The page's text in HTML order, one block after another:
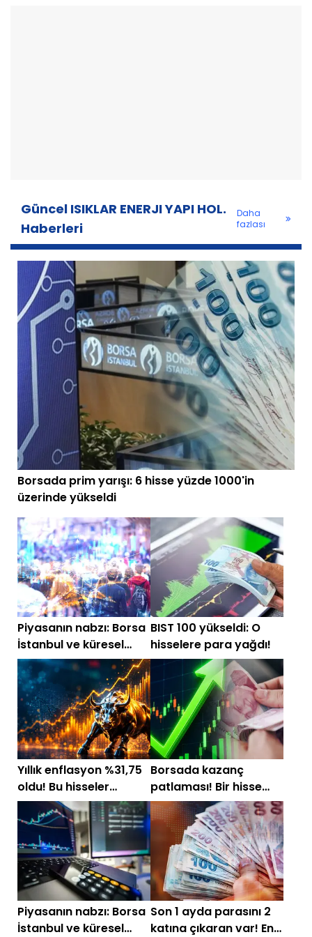
Güncel ISIKLAR ENERJI YAPI HOL.
Haberleri
Daha
fazlası
Borsada prim yarışı: 6 hisse yüzde 1000'in
üzerinde yükseldi
Piyasanın nabzı: Borsa
İstanbul ve küresel
piyasalarda gün
başlarken (5 Ağustos)
BIST 100 yükseldi: O
hisselere para yağdı!
Yıllık enflasyon %31,75
oldu! Bu hisseler
yatırımcısına kat kat
kazandırdı
Borsada kazanç
patlaması! Bir hisse
yüzde 4000'e yakın
prim yaptı
Piyasanın nabzı: Borsa
İstanbul ve küresel
Son 1 ayda parasını 2
katına çıkaran var! En